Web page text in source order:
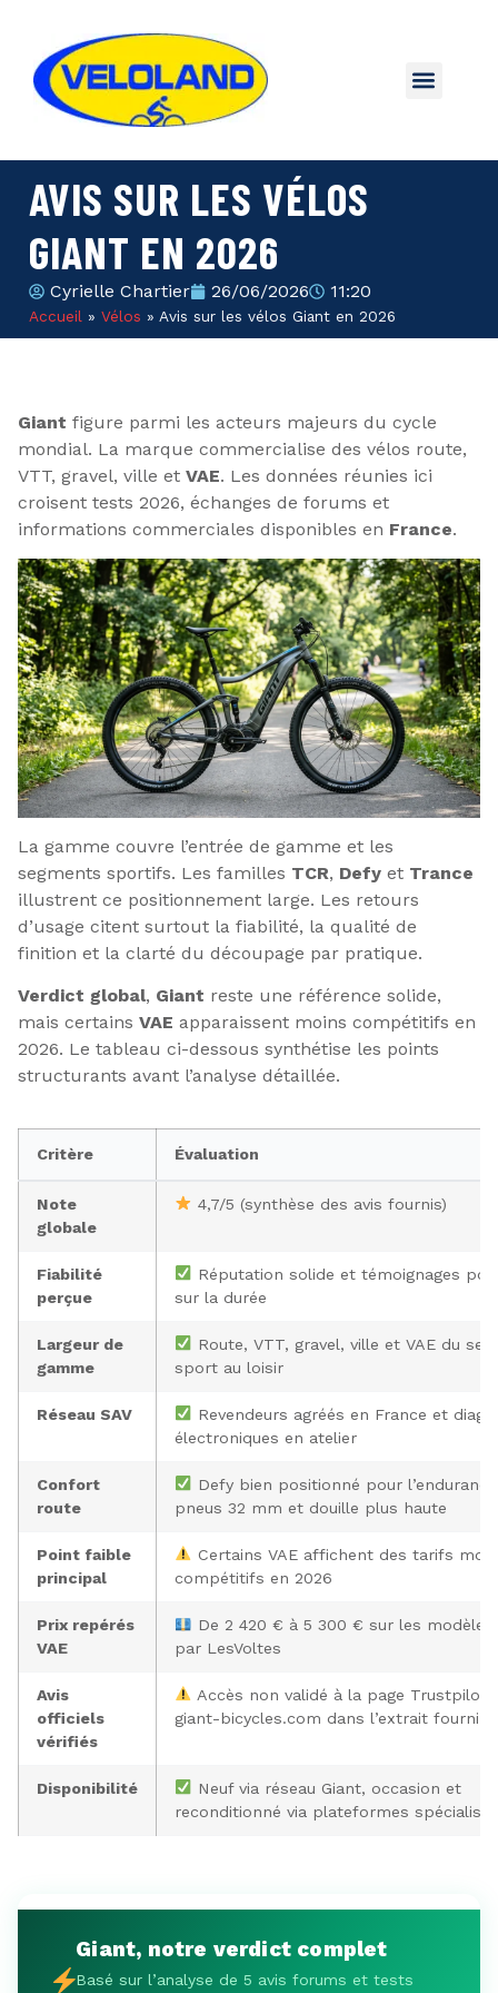
Accueil » Vélos » Avis sur les vélos Giant en 2026
AVIS SUR LES VÉLOS
GIANT EN 2026
Cyrielle Chartier 26/06/2026 11:20
Giant figure parmi les acteurs majeurs du cycle
mondial. La marque commercialise des vélos route,
VTT, gravel, ville et VAE. Les données réunies ici
croisent tests 2026, échanges de forums et
informations commerciales disponibles en France.
La gamme couvre l’entrée de gamme et les
segments sportifs. Les familles TCR, Defy et Trance
illustrent ce positionnement large. Les retours
d’usage citent surtout la fiabilité, la qualité de
finition et la clarté du découpage par pratique.
Verdict global, Giant reste une référence solide,
mais certains VAE apparaissent moins compétitifs en
2026. Le tableau ci-dessous synthétise les points
structurants avant l’analyse détaillée.
Critère Évaluation
Note
globale
4,7/5 (synthèse des avis fournis)
Fiabilité
perçue
Réputation solide et témoignages
sur la durée
Largeur de
gamme
Route, VTT, gravel, ville et VAE du
sport au loisir
Réseau SAV
Revendeurs agréés en France et
électroniques en atelier
Confort
route
Defy bien positionné pour
pneus 32 mm et douille plus haute
Point faible
principal
Certains VAE affichent des tarifs
compétitifs en 2026
Prix repérés
VAE
De 2 420 € à 5 300 € sur les
par LesVoltes
Avis
officiels
vérifiés
Accès non validé à la page Trustpilot
giant-bicycles.com dans l’extrait fourni
Disponibilité
Neuf via réseau Giant, occasion et
reconditionné via plateformes
Giant, notre verdict complet
Basé sur l’analyse de 5 avis forums et tests